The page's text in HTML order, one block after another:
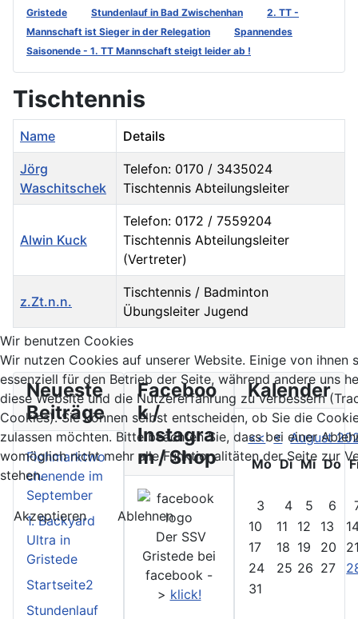
Gristede
Stundenlauf in Bad Zwischenhan
2. TT -
Mannschaft ist Sieger in der Relegation
Spannendes
Saisonende - 1. TT Mannschaft steigt leider ab !
Tischtennis
Kontakte,
Name Details
Jörg
Waschitschek
Telefon: 0170 / 3435024
Tischtennis Abteilungsleiter
Alwin Kuck
Telefon: 0172 / 7559204
Tischtennis Abteilungsleiter
(Vertreter)
z.Zt.n.n.
Tischtennis / Badminton
Übungsleiter Jugend
Neueste
Beiträge
Flohmarktwo
chenende im
September
1. Backyard
Ultra in
Gristede
Startseite2
Stundenlauf
Faceboo
k /
Instagra
m / Shop
Der SSV
Gristede bei
facebook -
> klick!
Kalender
<< < August
MoDiMi Do
3 4 5 6
10
11 12 13
17
18 19 20
24
25 26 27
31
Wir benutzen Cookies
Wir nutzen Cookies auf unserer Website. Einige von ihnen
essenziell für den Betrieb der Seite, während andere uns
diese Website und die Nutzererfahrung zu verbessern
Cookies). Sie können selbst entscheiden, ob Sie die
zulassen möchten. Bitte beachten Sie, dass bei einer
womöglich nicht mehr alle Funktionalitäten der Seite zur
stehen.
Akzeptieren Ablehnen